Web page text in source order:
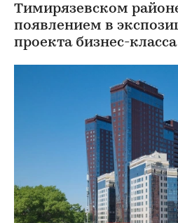
Тимирязевском
появлением в
проекта бизнес-класса